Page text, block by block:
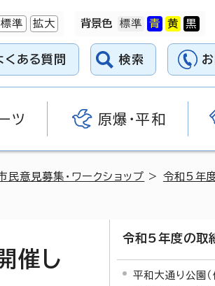
標準 拡大 背景色
くある質問 検索
ツ 原爆・平和
民意見募集・ワークショップ > 令和5年
催し
令和5年度の取
平和大通り公園（